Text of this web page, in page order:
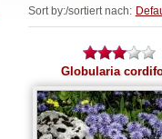
Sort by:/sortiert nach:
Globularia